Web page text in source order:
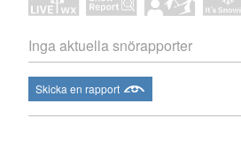
Inga aktuella snörapporter
Skicka en rapport